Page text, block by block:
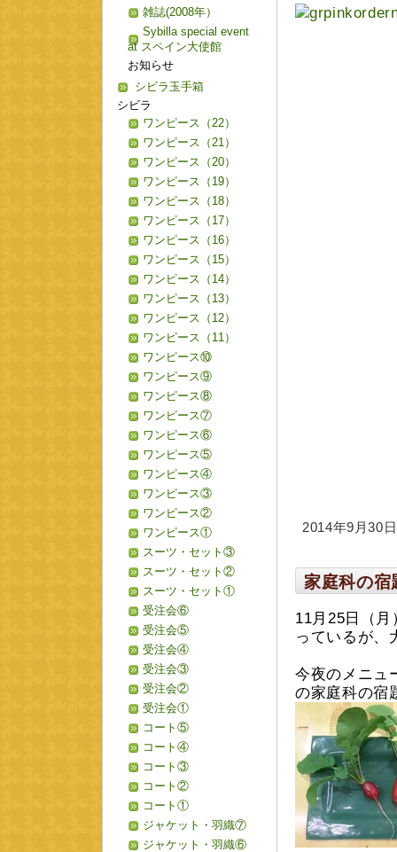
2014年9月30
家庭科の宿
11月25日（
っているが、
今夜のメニュ
の家庭科の宿
雑誌(2008年）
Sybilla special event
at スペイン大使館
お知らせ
シビラ玉手箱
シビラ
ワンピース（22）
ワンピース（21）
ワンピース（20）
ワンピース（19）
ワンピース（18）
ワンピース（17）
ワンピース（16）
ワンピース（15）
ワンピース（14）
ワンピース（13）
ワンピース（12）
ワンピース（11）
ワンピース⑩
ワンピース⑨
ワンピース⑧
ワンピース⑦
ワンピース⑥
ワンピース⑤
ワンピース④
ワンピース③
ワンピース②
ワンピース①
スーツ・セット③
スーツ・セット②
スーツ・セット①
受注会⑥
受注会⑤
受注会④
受注会③
受注会②
受注会①
コート⑤
コート④
コート③
コート②
コート①
ジャケット・羽織⑦
ジャケット・羽織⑥